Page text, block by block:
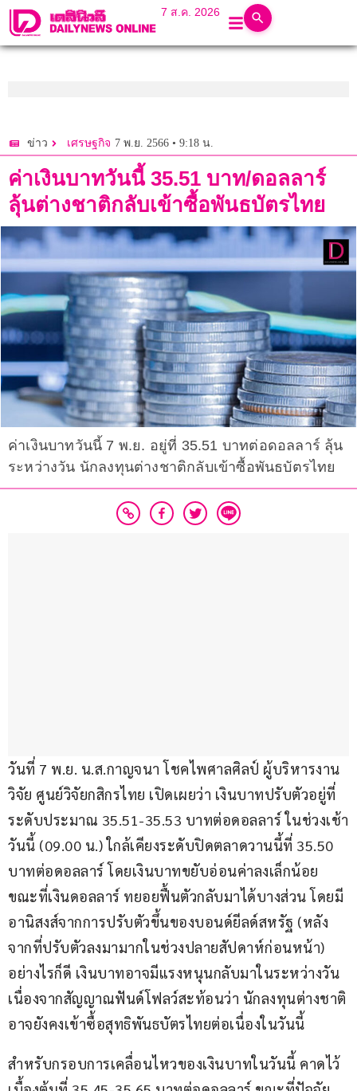
7 ส.ค. 2026
ข่าว เศรษฐกิจ 7 พ.ย. 2566 • 9:18 น.
ค่าเงินบาทวันนี้ 35.51 บาท/ดอลลาร์
ลุ้นต่างชาติกลับเข้าซื้อพันธบัตรไทย
ค่าเงินบาทวันนี้ 7 พ.ย. อยู่ที่ 35.51 บาทต่อดอลลาร์ ลุ้น
ระหว่างวัน นักลงทุนต่างชาติกลับเข้าซื้อพันธบัตรไทย
วันที่ 7 พ.ย. น.ส.กาญจนา โชคไพศาลศิลป์ ผู้บริหารงาน
วิจัย ศูนย์วิจัยกสิกรไทย เปิดเผยว่า เงินบาทปรับตัวอยู่ที่
ระดับประมาณ 35.51-35.53 บาทต่อดอลลาร์ ในช่วงเช้า
วันนี้ (09.00 น.) ใกล้เคียงระดับปิดตลาดวานนี้ที่ 35.50
บาทต่อดอลลาร์ โดยเงินบาทขยับอ่อนค่าลงเล็กน้อย
ขณะที่เงินดอลลาร์ ทยอยฟื้นตัวกลับมาได้บางส่วน โดยมี
อานิสงส์จากการปรับตัวขึ้นของบอนด์ยีลด์สหรัฐ (หลัง
จากที่ปรับตัวลงมามากในช่วงปลายสัปดาห์ก่อนหน้า)
อย่างไรก็ดี เงินบาทอาจมีแรงหนุนกลับมาในระหว่างวัน
เนื่องจากสัญญาณฟันด์โฟลว์สะท้อนว่า นักลงทุนต่างชาติ
อาจยังคงเข้าซื้อสุทธิพันธบัตรไทยต่อเนื่องในวันนี้
สำหรับกรอบการเคลื่อนไหวของเงินบาทในวันนี้ คาดไว้